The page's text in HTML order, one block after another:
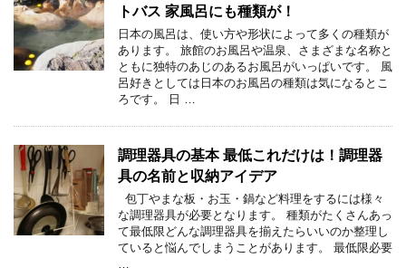
トバス 家風呂にも種類が！
日本の風呂は、使い方や形状によって多くの種類が
あります。 旅館のお風呂や温泉、さまざまな名称と
ともに独特のあじのあるお風呂がいっぱいです。 風
呂好きとしては日本のお風呂の種類は気になるとこ
ろです。 日 …
調理器具の基本 最低これだけは！調理器
具の名前と収納アイデア
包丁やまな板・お玉・鍋など料理をするには様々
な調理器具が必要となります。 種類がたくさんあっ
て最低限どんな調理器具を揃えたらいいのか整理し
ていると悩んでしまうことがあります。 最低限必要
…